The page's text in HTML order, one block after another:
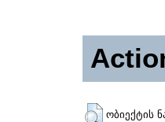
ობიექტის